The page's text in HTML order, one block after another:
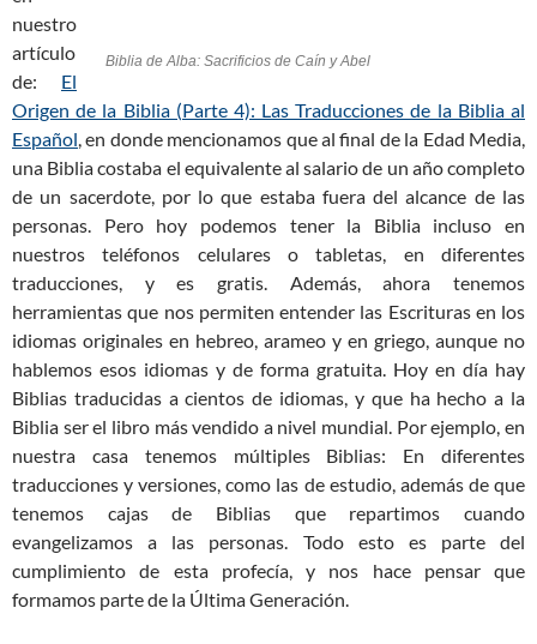
Biblia de Alba: Sacrificios de Caín y Abel
nuestro
artículo
de: El
Origen de la Biblia (Parte 4): Las Traducciones de la Biblia al
Español, en donde mencionamos que al final de la Edad Media,
una Biblia costaba el equivalente al salario de un año completo
de un sacerdote, por lo que estaba fuera del alcance de las
personas. Pero hoy podemos tener la Biblia incluso en
nuestros teléfonos celulares o tabletas, en diferentes
traducciones, y es gratis. Además, ahora tenemos
herramientas que nos permiten entender las Escrituras en los
idiomas originales en hebreo, arameo y en griego, aunque no
hablemos esos idiomas y de forma gratuita. Hoy en día hay
Biblias traducidas a cientos de idiomas, y que ha hecho a la
Biblia ser el libro más vendido a nivel mundial. Por ejemplo, en
nuestra casa tenemos múltiples Biblias: En diferentes
traducciones y versiones, como las de estudio, además de que
tenemos cajas de Biblias que repartimos cuando
evangelizamos a las personas. Todo esto es parte del
cumplimiento de esta profecía, y nos hace pensar que
formamos parte de la Última Generación.